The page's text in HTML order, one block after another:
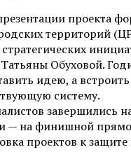
проекта
территорий
Обуховой.
идею, а
систему.
завершились
— на финишной
проектов к